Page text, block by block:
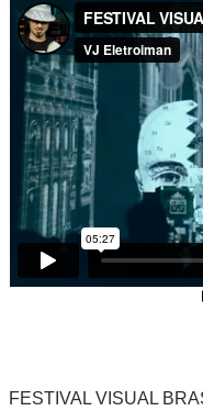
FESTIVAL VISUAL